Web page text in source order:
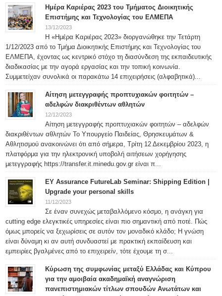
Ημέρα Καριέρας 2023 του Τμήματος Διοικητικής
Επιστήμης και Τεχνολογίας του ΕΛΜΕΠΑ
13/12/2023
Η «Ημέρα Καριέρας 2023» διοργανώθηκε την Τετάρτη
1/12/2023 από το Τμήμα Διοικητικής Επιστήμης και Τεχνολογίας του
ΕΛΜΕΠΑ, έχοντας ως κεντρικό στόχο τη διασύνδεση της εκπαιδευτικής
διαδικασίας με την αγορά εργασίας και την τοπική κοινωνία.
Συμμετείχαν συνολικά οι παρακάτω 14 επιχειρήσεις (αλφαβητικά)...
Αίτηση μετεγγραφής προπτυχιακών φοιτητών –
αδελφών διακριθέντων αθλητών
12/12/2023
Αίτηση μετεγγραφής προπτυχιακών φοιτητών – αδελφών
διακριθέντων αθλητών Το Υπουργείο Παιδείας, Θρησκευμάτων &
Αθλητισμού ανακοινώνει ότι από σήμερα, Τρίτη 12 Δεκεμβρίου 2023, η
πλατφόρμα για την ηλεκτρονική υποβολή αιτήσεων χορήγησης
μετεγγραφής https://transfer.it.minedu.gov.gr είναι π...
ΕΥ Assurance FutureLab Seminar: Shipping Edition |
Upgrade your personal skills
11/12/2023
Σε έναν συνεχώς μεταβαλλόμενο κόσμο, η ανάγκη για
cutting edge ελεγκτικές υπηρεσίες είναι πιο σημαντική από ποτέ. Πώς
όμως μπορείς να ξεχωρίσεις σε αυτόν τον μοναδικό κλάδο; Η γνώση
είναι δύναμη κι αν αυτή συνδυαστεί με πρακτική εκπαίδευση και
εμπειρίες βγαλμένες από το επιχειρείν, τότε έχουμε τη σ...
Κύρωση της συμφωνίας μεταξύ Ελλάδας και Κύπρου
για την αμοιβαία ακαδημαϊκή αναγνώριση
πανεπιστημιακών τίτλων σπουδών Ανωτάτων και